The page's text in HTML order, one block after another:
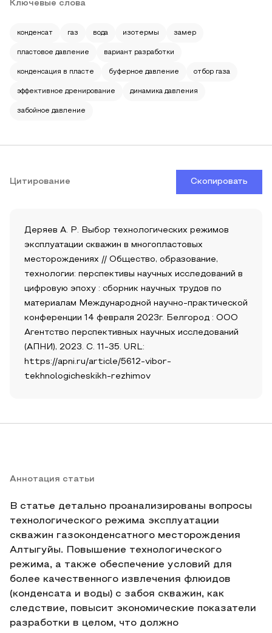
Ключевые слова
конденсат газ вода изотермы замер
пластовое давление вариант разработки
конденсация в пласте буферное давление отбор газа
эффективное дренирование динамика давления
забойное давление
Цитирование Скопировать
Деряев А. Р. Выбор технологических режимов
эксплуатации скважин в многопластовых
месторождениях // Общество, образование,
технологии: перспективы научных исследований в
цифровую эпоху : сборник научных трудов по
материалам Международной научно-практической
конференции 14 февраля 2023г. Белгород : ООО
Агентство перспективных научных исследований
(АПНИ), 2023. С. 11-35. URL:
https://apni.ru/article/5612-vibor-
tekhnologicheskikh-rezhimov
Аннотация статьи
В статье детально проанализированы вопросы
технологического режима эксплуатации
скважин газоконденсатного месторождения
Алтыгуйы. Повышение технологического
режима, а также обеспечение условий для
более качественного извлечения флюидов
(конденсата и воды) с забоя скважин, как
следствие, повысит экономические показатели
разработки в целом, что должно